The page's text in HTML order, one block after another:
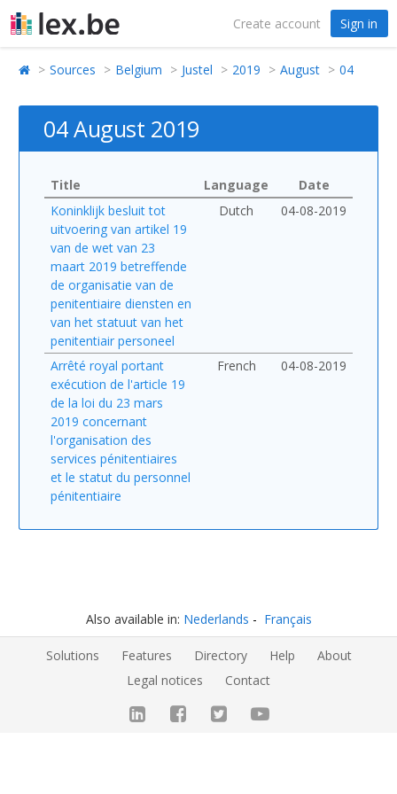
Create account Sign in
Sources Belgium Justel 2019 August 04
04 August 2019
Title Language
Date
Koninklijk besluit tot
uitvoering van artikel 19
van de wet van 23
maart 2019 betreffende
de organisatie van de
penitentiaire diensten en
van het statuut van het
penitentiair personeel
Dutch 04-08-2019
Arrêté royal portant
exécution de l'article 19
de la loi du 23 mars
2019 concernant
l'organisation des
services pénitentiaires
et le statut du personnel
pénitentiaire
French 04-08-2019
Also available in: Nederlands Français
Solutions Features Directory Help
About
Legal notices
Contact